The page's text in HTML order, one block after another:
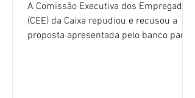
A Comissão Executiva dos Empregados
(CEE) da Caixa repudiou e recusou a
proposta apresentada pelo banco para o